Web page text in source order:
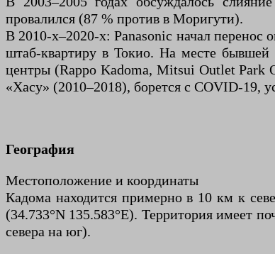
провалился (87 % против в Моригути).
В 2010-х–2020-х: Panasonic начал перенос
штаб-квартиру в Токио. На месте
центры (Rappo Kadoma, Mitsui Outlet Park
«Хасу» (2010–2018), борется с COVID-19,
География
Местоположение и координаты
Кадома находится примерно в 10 км к
(34.733°N 135.583°E). Территория имеет
севера на юг).